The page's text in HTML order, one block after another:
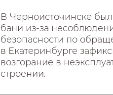
В Черноисточинске
бани из-за
безопасности по
в Екатеринбурге
возгорание в
строении.